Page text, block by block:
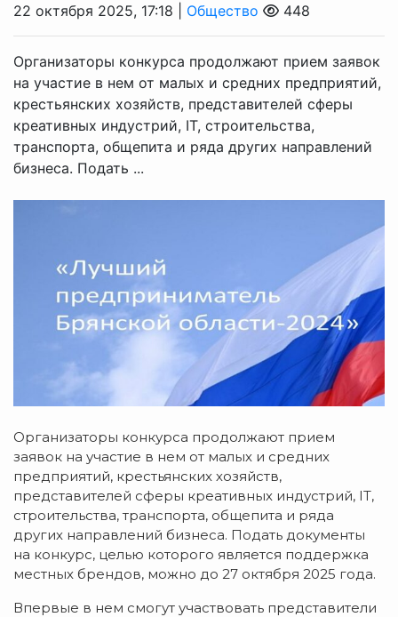
22 октября 2025, 17:18 | Общество 448
Организаторы конкурса продолжают прием заявок
на участие в нем от малых и средних предприятий,
крестьянских хозяйств, представителей сферы
креативных индустрий, IT, строительства,
транспорта, общепита и ряда других направлений
бизнеса. Подать ...
Организаторы конкурса продолжают прием
заявок на участие в нем от малых и средних
предприятий, крестьянских хозяйств,
представителей сферы креативных индустрий, IT,
строительства, транспорта, общепита и ряда
других направлений бизнеса. Подать документы
на конкурс, целью которого является поддержка
местных брендов, можно до 27 октября 2025 года.
Впервые в нем смогут участвовать представители